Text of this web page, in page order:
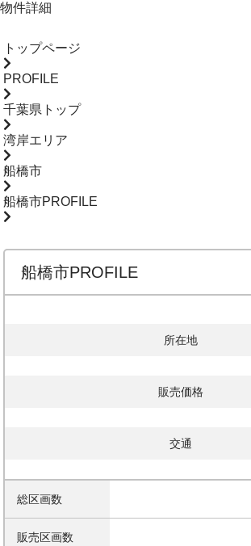
物件詳細
トップページ
PROFILE
千葉県トップ
湾岸エリア
船橋市
船橋市PROFILE
船橋市PROFILE
所在地
販売価格
交通
総区画数
販売区画数